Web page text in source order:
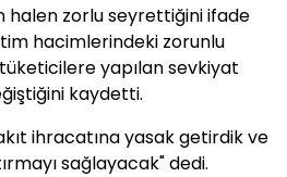
halen zorlu seyrettiğini ifade
hacimlerindeki zorunlu
yapılan sevkiyat
kaydetti.
ihracatına yasak getirdik ve
sağlayacak" dedi.